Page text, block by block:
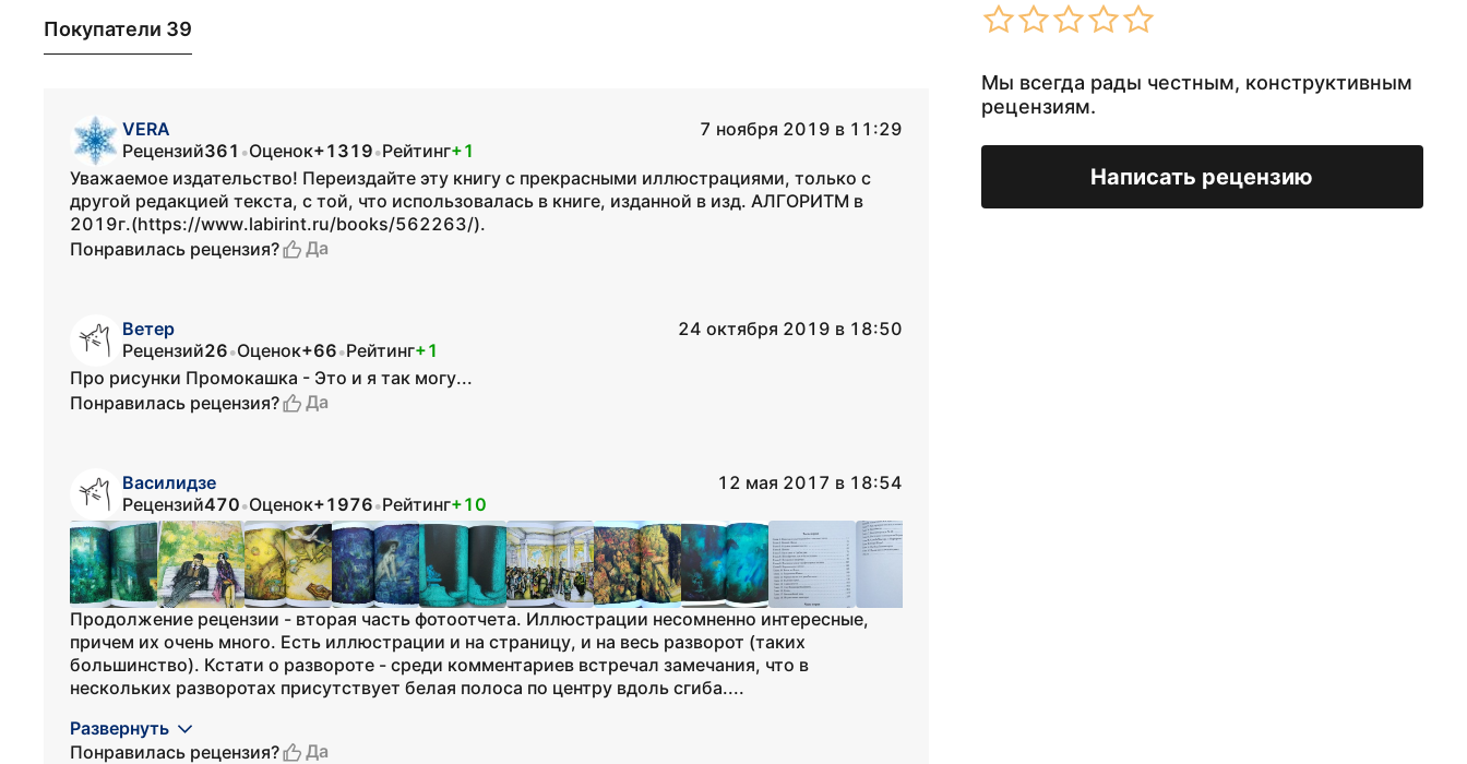
Мы всегда рады честным, конструктивным
рецензиям.
Написать рецензию
Покупатели 39
VERA
7 ноября 2019 в 11:29
Рецензий361 •Оценок+1319•Рейтинг+1
Уважаемое издательство! Переиздайте эту книгу с прекрасными иллюстрациями, только с
другой редакцией текста, с той, что использовалась в книге, изданной в изд. АЛГОРИТМ в
2019г.(https://www.labirint.ru/books/562263/).
Понравилась рецензия?
Да
Ветер
24 октября 2019 в 18:50
Рецензий26•Оценок+66•Рейтинг+1
Про рисунки Промокашка - Это и я так могу...
Понравилась рецензия?
Да
Василидзе
12 мая 2017 в 18:54
Рецензий470•Оценок+1976•Рейтинг+10
Продолжение рецензии - вторая часть фотоотчета. Иллюстрации несомненно интересные,
причем их очень много. Есть иллюстрации и на страницу, и на весь разворот (таких
большинство). Кстати о развороте - среди комментариев встречал замечания, что в
нескольких разворотах присутствует белая полоса по центру вдоль сгиба....
Развернуть
Понравилась рецензия?
Да